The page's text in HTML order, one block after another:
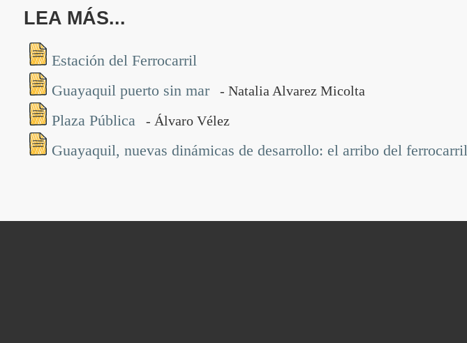
LEA MÁS...
Estación del Ferrocarril
Guayaquil puerto sin mar
- Natalia Alvarez Micolta
Plaza Pública - Álvaro Vélez
Guayaquil, nuevas dinámicas de desarrollo: el arribo del ferrocarril